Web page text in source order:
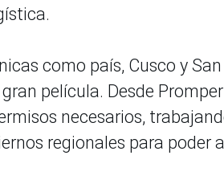
como país, Cusco y
película. Desde
necesarios,
regionales para poder